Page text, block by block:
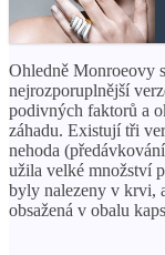
Ohledně Monroeovy
nejrozporuplnější
podivných faktorů a
záhadu. Existují tři
nehoda
užila velké množství
byly nalezeny v krvi,
obsažená v obalu